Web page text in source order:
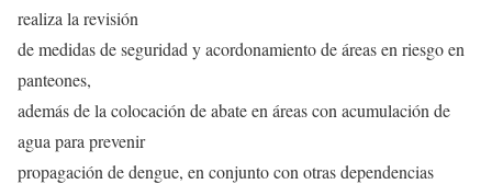
realiza la revisión
de medidas de seguridad y acordonamiento de áreas en riesgo en
panteones,
además de la colocación de abate en áreas con acumulación de
agua para prevenir
propagación de dengue, en conjunto con otras dependencias